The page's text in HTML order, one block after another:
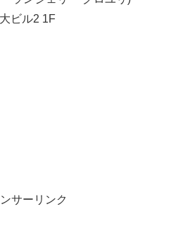
ビル2 1F
サーリンク